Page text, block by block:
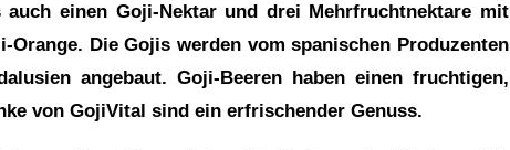
einen Goji-Nektar und drei Mehrfruchtnektare mit
Die Gojis werden vom spanischen Produzenten
angebaut. Goji-Beeren haben einen fruchtigen,
von GojiVital sind ein erfrischender Genuss.